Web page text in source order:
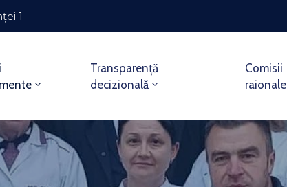
1
Transparență
decizională
Comisii
raionale